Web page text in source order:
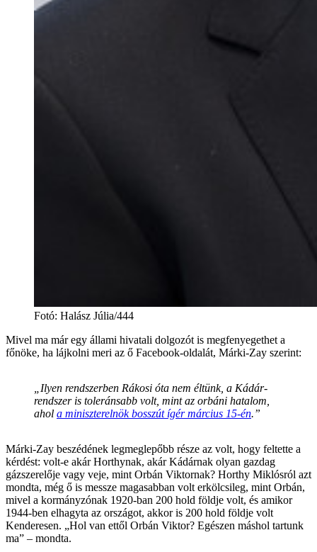
Fotó: Halász Júlia/444
Mivel ma már egy állami hivatali dolgozót is megfenyegethet a
főnöke, ha lájkolni meri az ő Facebook-oldalát, Márki-Zay szerint:
„Ilyen rendszerben Rákosi óta nem éltünk, a Kádár-
rendszer is toleránsabb volt, mint az orbáni hatalom,
ahol a miniszterelnök bosszút ígér március 15-én.”
Márki-Zay beszédének legmeglepőbb része az volt, hogy feltette a
kérdést: volt-e akár Horthynak, akár Kádárnak olyan gazdag
gázszerelője vagy veje, mint Orbán Viktornak? Horthy Miklósról azt
mondta, még ő is messze magasabban volt erkölcsileg, mint Orbán,
mivel a kormányzónak 1920-ban 200 hold földje volt, és amikor
1944-ben elhagyta az országot, akkor is 200 hold földje volt
Kenderesen. „Hol van ettől Orbán Viktor? Egészen máshol tartunk
ma” – mondta.